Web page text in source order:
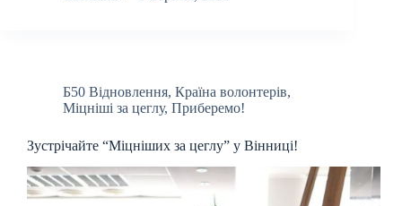
Б50 Відновлення, Країна волонтерів,
Міцніші за цеглу, Приберемо!
Зустрічайте “Міцніших за цеглу” у Вінниці!